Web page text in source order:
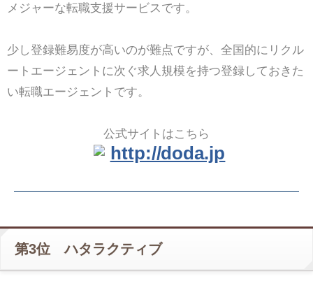
メジャーな転職支援サービスです。
少し登録難易度が高いのが難点ですが、全国的にリクル
ートエージェントに次ぐ求人規模を持つ登録しておきた
い転職エージェントです。
公式サイトはこちら
http://doda.jp
第3位 ハタラクティブ